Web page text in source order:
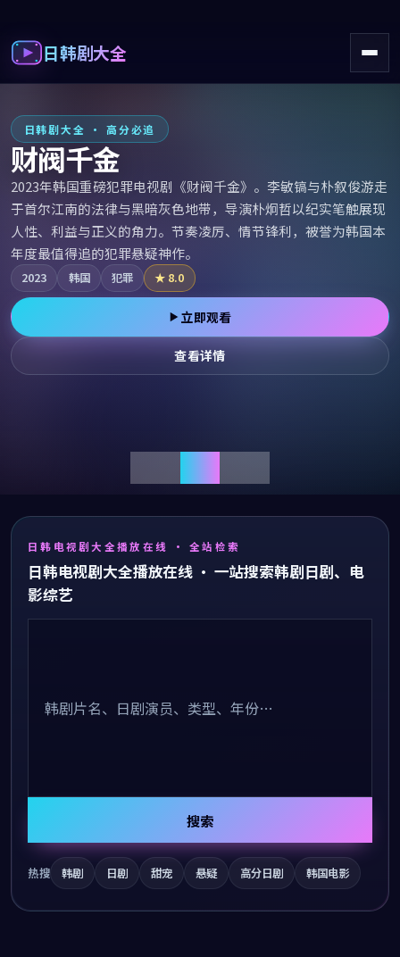
日韩剧大全
日韩电视剧大全播放在线 - 免
日韩剧大全 · 高分必追
财阀千金
2023年韩国重磅犯罪电视剧《财阀千金》。李敏镐与朴叙俊游走
于首尔江南的法律与黑暗灰色地带，导演朴炯哲以纪实笔触展现
人性、利益与正义的角力。节奏凌厉、情节锋利，被誉为韩国本
年度最值得追的犯罪悬疑神作。
2023 韩国 犯罪 ★ 8.0
立即观看
查看详情
日韩电视剧大全播放在线 · 全站检索
日韩电视剧大全播放在线 · 一站搜索韩剧日剧、电
影综艺
搜索
热搜 韩剧 日剧 甜宠 悬疑 高分日剧 韩国电影